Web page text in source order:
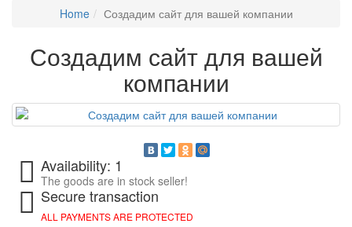
Home Создадим сайт для вашей компании
Создадим сайт для вашей
компании
Availability: 1
The goods are in stock seller!
Secure transaction
ALL PAYMENTS ARE PROTECTED